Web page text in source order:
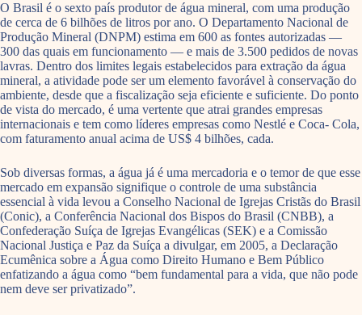
O Brasil é o sexto país produtor de água mineral, com uma produção
de cerca de 6 bilhões de litros por ano. O Departamento Nacional de
Produção Mineral (DNPM) estima em 600 as fontes autorizadas —
300 das quais em funcionamento — e mais de 3.500 pedidos de novas
lavras. Dentro dos limites legais estabelecidos para extração da água
mineral, a atividade pode ser um elemento favorável à conservação do
ambiente, desde que a fiscalização seja eficiente e suficiente. Do ponto
de vista do mercado, é uma vertente que atrai grandes empresas
internacionais e tem como líderes empresas como Nestlé e Coca- Cola,
com faturamento anual acima de US$ 4 bilhões, cada.
Sob diversas formas, a água já é uma mercadoria e o temor de que esse
mercado em expansão signifique o controle de uma substância
essencial à vida levou a Conselho Nacional de Igrejas Cristãs do Brasil
(Conic), a Conferência Nacional dos Bispos do Brasil (CNBB), a
Confederação Suíça de Igrejas Evangélicas (SEK) e a Comissão
Nacional Justiça e Paz da Suíça a divulgar, em 2005, a Declaração
Ecumênica sobre a Água como Direito Humano e Bem Público
enfatizando a água como “bem fundamental para a vida, que não pode
nem deve ser privatizado”.